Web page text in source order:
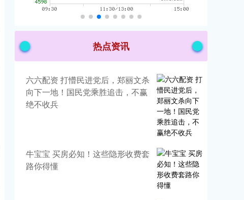
热点资讯
六六配资 打懵民进党后，郑丽文杀
向下一地！国民党乘胜追击，不赢
绝不收兵
牛宝宝 买房必知！这些隐形收费套
路你得懂